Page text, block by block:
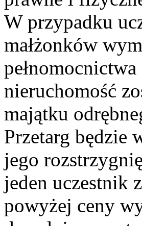
W przypadku
małżonków
nieruchomość
majątku
Przetarg będzie
jego
jeden uczestnik
powyżej ceny